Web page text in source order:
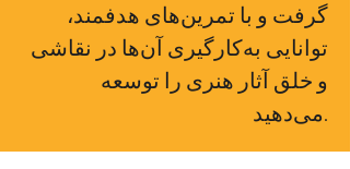
گرفت و با تمرین‌های هدفمند،
توانایی به‌کارگیری آن‌ها در نقاشی
و خلق آثار هنری را توسعه
می‌دهید.